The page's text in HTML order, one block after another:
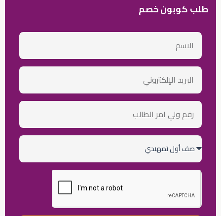
طلب كوبون خصم
الاسم
email
رقم
ولي
أمر
الطالب
الصف
الدراسي